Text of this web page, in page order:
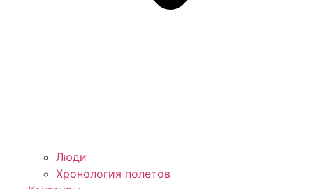
Люди
Хронология полетов